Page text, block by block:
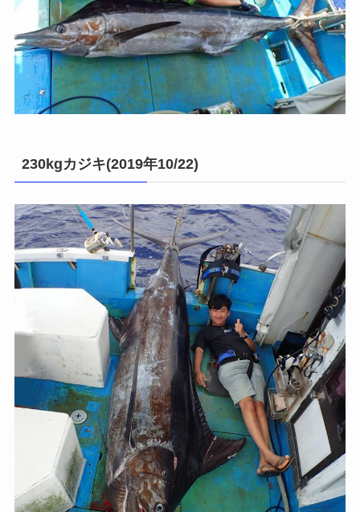
230kgカジキ(2019年10/22)